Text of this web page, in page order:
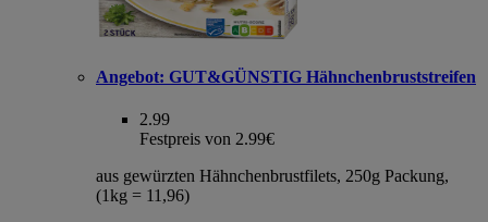
Angebot: GUT&GÜNSTIG Hähnchenbruststreifen
2.99
Festpreis von 2.99€
aus gewürzten Hähnchenbrustfilets, 250g Packung,
(1kg = 11,96)